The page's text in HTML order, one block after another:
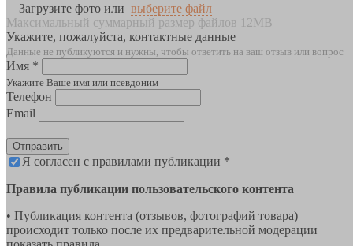
Загрузите фото или выберите файл
Максимальный суммарный размер файлов 12MB
Укажите, пожалуйста, контактные данные
Данные не публикуются и нужны, чтобы ответить на ваш отзыв или вопрос
Имя *
Укажите Ваше имя или псевдоним
Телефон
Email
Отправить
Я согласен с правилами публикации *
Правила публикации пользовательского контента
• Публикация контента (отзывов, фотографий товара)
происходит только после их предварительной модерации